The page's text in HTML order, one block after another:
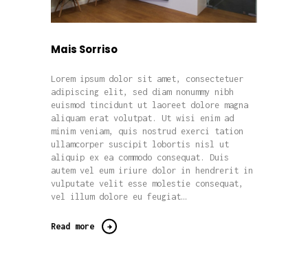
Mais Sorriso
Lorem ipsum dolor sit amet, consectetuer
adipiscing elit, sed diam nonummy nibh
euismod tincidunt ut laoreet dolore magna
aliquam erat volutpat. Ut wisi enim ad
minim veniam, quis nostrud exerci tation
ullamcorper suscipit lobortis nisl ut
aliquip ex ea commodo consequat. Duis
autem vel eum iriure dolor in hendrerit in
vulputate velit esse molestie consequat,
vel illum dolore eu feugiat…
Read more